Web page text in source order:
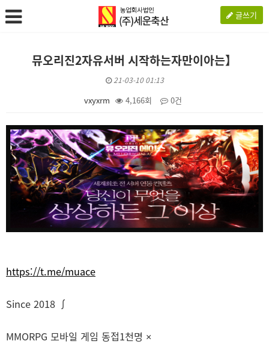
글쓰기
뮤오리진2자유서버 시작하는자만이아는】
21-03-10 01:13
vxyxrm 4,166회 0건
본문
https://t.me/muace
Since 2018 ∫
MMORPG 모바일 게임 동접1천명 ×